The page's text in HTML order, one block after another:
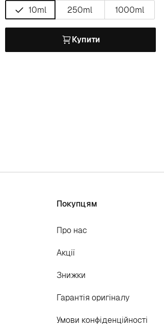
10ml 250ml 1000ml
Купити
Покупцям
Про нас
Акції
Знижки
Гарантія оригіналу
Умови конфіденційності